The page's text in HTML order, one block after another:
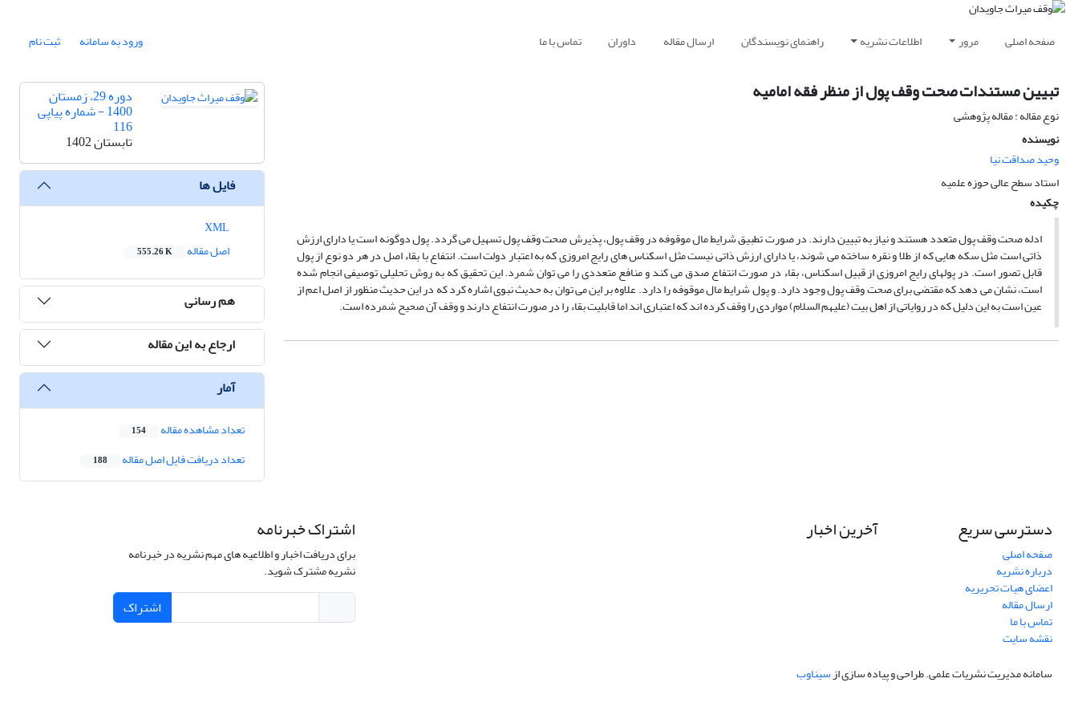
صفحه اصلی مرور اطلاعات نشریه راهنمای نویسندگان ارسال مقاله داوران تماس با ما ورود به سامانه ثبت نام
تبیین مستندات صحت وقف پول از منظر فقه امامیه
نوع مقاله : مقاله پژوهشی
نویسنده
وحید صداقت نیا
استاد سطح عالی حوزه علمیه
چکیده
ادله صحت وقف پول متعدد هستند و نیاز به تبیین دارند. در صورت تطبیق شرایط مال موقوفه در وقف پول، پذیرش صحت وقف پول تسهیل می گردد. پول دوگونه است یا دارای ارزش
ذاتی است مثل سکه هایی که از طلا و نقره ساخته می شوند، یا دارای ارزش ذاتی نیست مثل اسکناس های رایج امروزی که به اعتبار دولت است. انتفاع با بقاء اصل در هر دو نوع از پول
قابل تصور است. در پولهای رایج امروزی از قبیل اسکناس، بقاء در صورت انتفاع صدق می کند و منافع متعددی را می توان شمرد. این تحقیق که به روش تحلیلی توصیفی انجام شده
است، نشان می دهد که مقتضی برای صحت وقف پول وجود دارد. و پول شرایط مال موقوفه را دارد. علاوه بر این می توان به حدیث نبوی اشاره کرد که در این حدیث منظور از اصل اعم از
عین است به این دلیل که در روایاتی از اهل بیت (علیهم السلام) مواردی را وقف کرده اند که اعتباری اند اما قابلیت بقاء را در صورت انتفاع دارند و وقف آن صحیح شمرده است.
دوره 29، زمستان
1400 - شماره پیاپی
116
تابستان 1402
فایل ها
اصل مقاله
555.26 K
هم رسانی
ارجاع به این مقاله
آمار
تعداد مشاهده مقاله 154
تعداد دریافت فایل اصل مقاله 188
دسترسی سریع
صفحه اصلی
درباره نشریه
اعضای هیات تحریریه
ارسال مقاله
تماس با ما
نقشه سایت
آخرین اخبار اشتراک خبرنامه
برای دریافت اخبار و اطلاعیه های مهم نشریه در خبرنامه
نشریه مشترک شوید.
اشتراک
سامانه مدیریت نشریات علمی.طراحی و پیاده سازی ازسیناوب